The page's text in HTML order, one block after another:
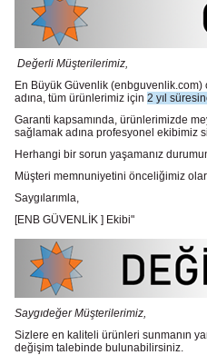
Değerli Müşterilerimiz,
En Büyük Güvenlik (enbguvenlik.com)
adına, tüm ürünlerimiz için 2 yıl
Garanti kapsamında, ürünlerimizde
sağlamak adına profesyonel ekibimiz
Herhangi bir sorun yaşamanız
Müşteri memnuniyetini önceliğimiz
Saygılarımla,
[ENB GÜVENLİK ] Ekibi"
Saygıdeğer Müşterilerimiz,
Sizlere en kaliteli ürünleri sunmanın
değişim talebinde bulunabilirsiniz.